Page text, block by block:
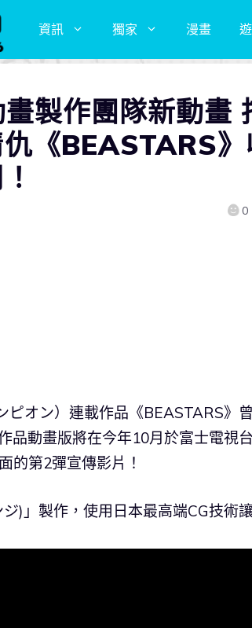
資訊 獨家 漫畫
製作團隊新動畫
《BEASTARS
0
ピオン）連載作品《BEASTARS》
品動畫版將在今年10月於富士電視
的第2彈宣傳影片！
)」製作，使用日本最高端CG技術